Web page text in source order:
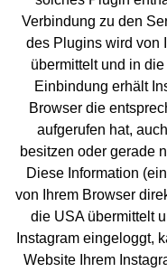
Verbindung zu den
des Plugins wird von
übermittelt und in
Einbindung erhält
Browser die
aufgerufen hat,
besitzen oder gerade
Diese Information
von Ihrem Browser
die USA übermittelt
Instagram eingeloggt,
Website Ihrem